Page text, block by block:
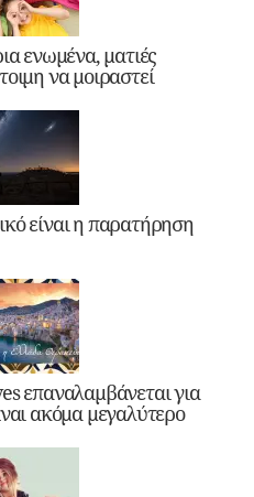
ενωμένα, ματιές
να μοιραστεί
είναι η παρατήρηση
επαναλαμβάνεται για
ακόμα μεγαλύτερο